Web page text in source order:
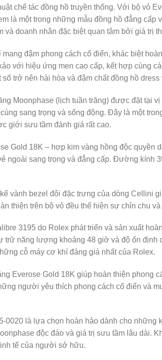
chế tác đồng hồ truyền thống. Với bộ vỏ
là một trong những mẫu đồng hồ đẳng
doanh nhân đặc biệt quan tâm bởi giá trị
đậm phong cách cổ điển, khác biệt
với hiệu ứng men cao cấp, kết hợp cùng
trở nên hài hòa và đậm chất đồng hồ dress
Moonphase (lịch tuần trăng) được đặt tại
sang trọng và sống động. Đây là một
giới sưu tầm đánh giá rất cao.
Gold 18K – hợp kim vàng hồng độc quyền
ngoài sang trọng và đẳng cấp. Đường
vành bezel đôi đặc trưng của dòng Cellini
thiện trên bộ vỏ đều thể hiện sự chỉn chu
3195 do Rolex phát triển và sản xuất
trữ năng lượng khoảng 48 giờ và độ ổn
cỗ máy cơ khí đáng giá nhất của Rolex.
Everose Gold 18K giúp hoàn thiện phong
người yêu thích phong cách cổ điển và
là lựa chọn hoàn hảo dành cho những
độc đáo và giá trị sưu tầm lâu dài.
tế của người sở hữu.